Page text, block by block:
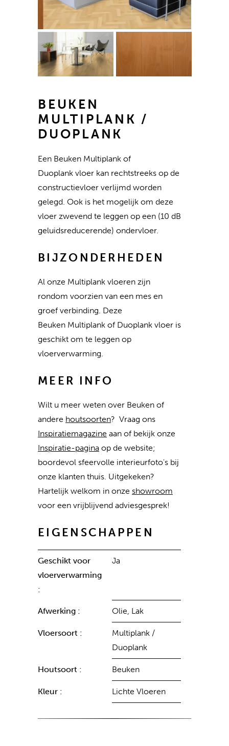
BEUKEN
MULTIPLANK /
DUOPLANK
Een Beuken Multiplank of
Duoplank vloer kan rechtstreeks op de
constructievloer verlijmd worden
gelegd. Ook is het mogelijk om deze
vloer zwevend te leggen op een (10 dB
geluidsreducerende) ondervloer.
BIJZONDERHEDEN
Al onze Multiplank vloeren zijn
rondom voorzien van een mes en
groef verbinding. Deze
Beuken Multiplank of Duoplank vloer is
geschikt om te leggen op
vloerverwarming.
MEER INFO
Wilt u meer weten over Beuken of
andere houtsoorten? Vraag ons
Inspiratiemagazine aan of bekijk onze
Inspiratie-pagina op de website;
boordevol sfeervolle interieurfoto's bij
onze klanten thuis. Uitgekeken?
Hartelijk welkom in onze showroom
voor een vrijblijvend adviesgesprek!
EIGENSCHAPPEN
Geschikt voor
vloerverwarming
:
Ja
Afwerking : Olie, Lak
Vloersoort :
Multiplank /
Duoplank
Houtsoort : Beuken
Kleur : Lichte Vloeren